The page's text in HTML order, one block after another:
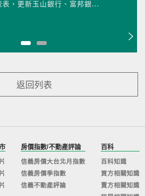
，更新玉山銀行、富邦銀...
返回列表
房價指數/不動產評論
信義房價大台北月指數
信義房價季指數
信義不動產評論
百科
百科知識
買方相關知識
賣方相關知識